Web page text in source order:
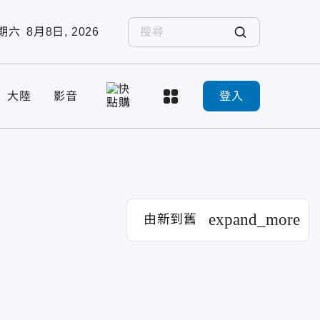
六 8月8日, 2026
大陸 影音 登入
由新到舊 expand_more